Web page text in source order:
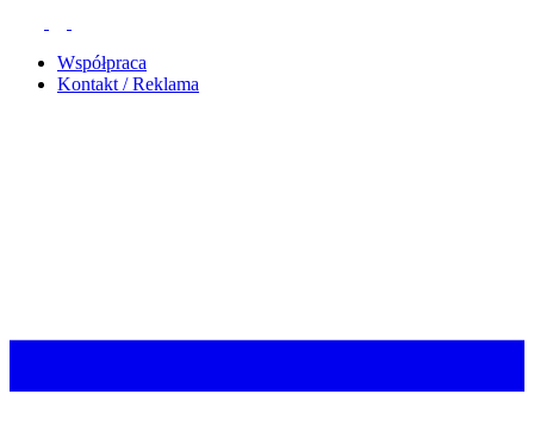
Współpraca
Kontakt / Reklama